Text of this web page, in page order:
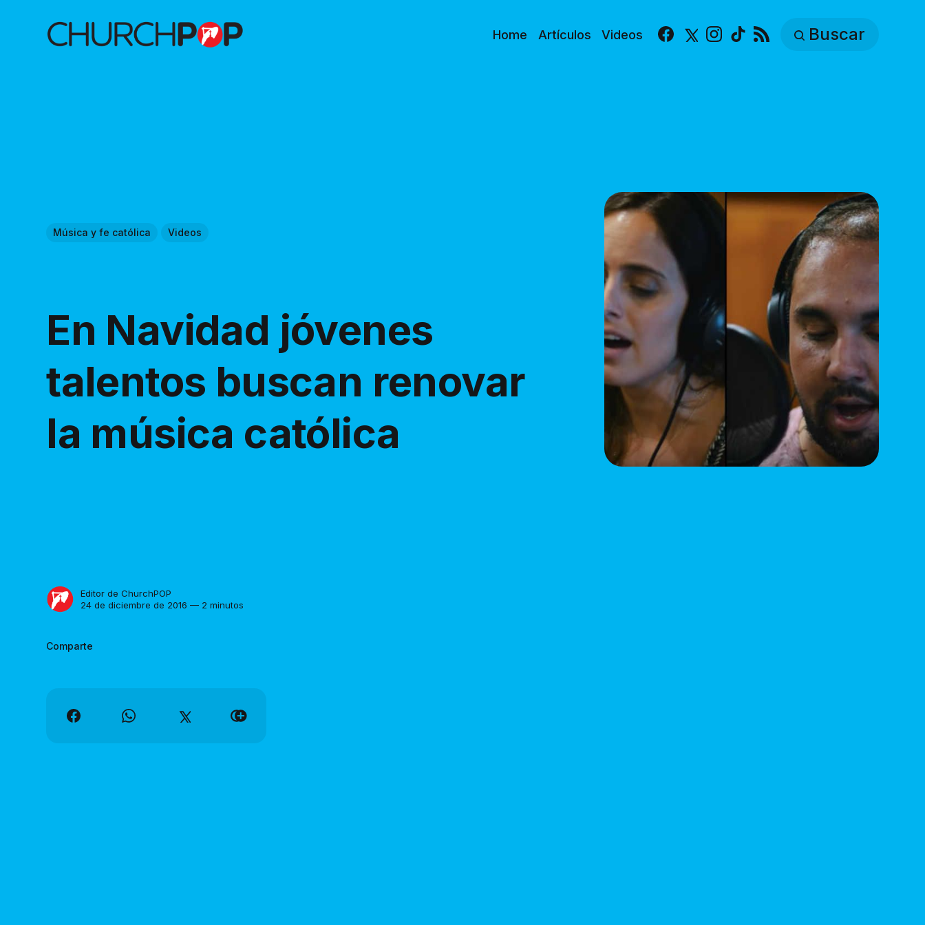
Home Artículos Videos Facebook
X Instagram
TikTok Buscar
Música y fe católica Videos
En Navidad jóvenes
talentos buscan renovar
la música católica
Editor de ChurchPOP
24 de diciembre de 2016 — 2 minutos
Comparte